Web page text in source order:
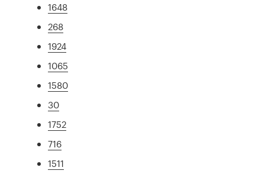
1648
268
1924
1065
1580
30
1752
716
1511